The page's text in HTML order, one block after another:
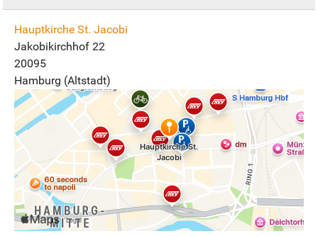
Hauptkirche St. Jacobi
Jakobikirchhof 22
20095
Hamburg (Altstadt)